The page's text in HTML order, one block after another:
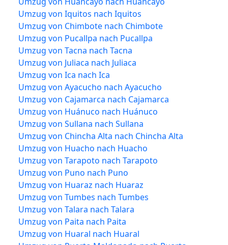
Umzug von Iquitos nach Iquitos
Umzug von Chimbote nach Chimbote
Umzug von Pucallpa nach Pucallpa
Umzug von Tacna nach Tacna
Umzug von Juliaca nach Juliaca
Umzug von Ica nach Ica
Umzug von Ayacucho nach Ayacucho
Umzug von Cajamarca nach Cajamarca
Umzug von Huánuco nach Huánuco
Umzug von Sullana nach Sullana
Umzug von Chincha Alta nach Chincha Alta
Umzug von Huacho nach Huacho
Umzug von Tarapoto nach Tarapoto
Umzug von Puno nach Puno
Umzug von Huaraz nach Huaraz
Umzug von Tumbes nach Tumbes
Umzug von Talara nach Talara
Umzug von Paita nach Paita
Umzug von Huaral nach Huaral